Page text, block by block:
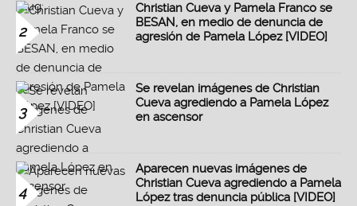
2
Christian Cueva y Pamela Franco se
BESAN, en medio de denuncia de
agresión de Pamela López [VIDEO]
3
Se revelan imágenes de Christian
Cueva agrediendo a Pamela López
en ascensor
4
Aparecen nuevas imágenes de
Christian Cueva agrediendo a Pamela
López tras denuncia pública [VIDEO]